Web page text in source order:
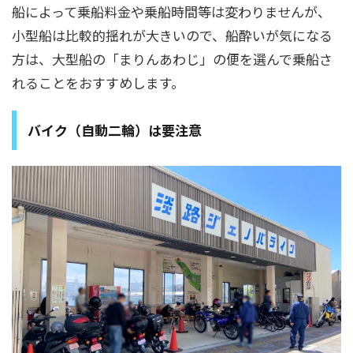
船によって乗船料金や乗船時間等は変わりませんが、
小型船は比較的揺れが大きいので、船酔いが気になる
方は、大型船の「まりんあわじ」の便を選んで乗船さ
れることをおすすめします。
バイク（自動二輪）は要注意